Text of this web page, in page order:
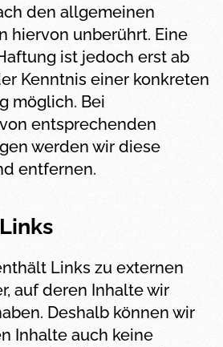
den allgemeinen
hiervon unberührt. Eine
ist jedoch erst ab
Kenntnis einer konkreten
möglich. Bei
entsprechenden
werden wir diese
entfernen.
Links zu externen
auf deren Inhalte wir
Deshalb können wir
Inhalte auch keine